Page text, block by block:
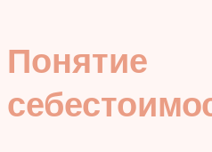
Понятие